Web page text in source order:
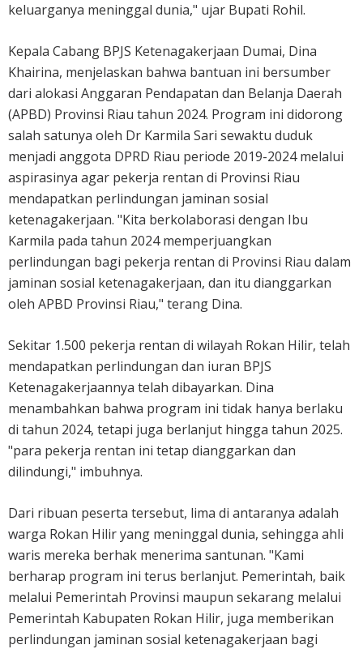
keluarganya meninggal dunia," ujar Bupati Rohil.
Kepala Cabang BPJS Ketenagakerjaan Dumai, Dina
Khairina, menjelaskan bahwa bantuan ini bersumber
dari alokasi Anggaran Pendapatan dan Belanja Daerah
(APBD) Provinsi Riau tahun 2024. Program ini didorong
salah satunya oleh Dr Karmila Sari sewaktu duduk
menjadi anggota DPRD Riau periode 2019-2024 melalui
aspirasinya agar pekerja rentan di Provinsi Riau
mendapatkan perlindungan jaminan sosial
ketenagakerjaan. "Kita berkolaborasi dengan Ibu
Karmila pada tahun 2024 memperjuangkan
perlindungan bagi pekerja rentan di Provinsi Riau dalam
jaminan sosial ketenagakerjaan, dan itu dianggarkan
oleh APBD Provinsi Riau," terang Dina.
Sekitar 1.500 pekerja rentan di wilayah Rokan Hilir, telah
mendapatkan perlindungan dan iuran BPJS
Ketenagakerjaannya telah dibayarkan. Dina
menambahkan bahwa program ini tidak hanya berlaku
di tahun 2024, tetapi juga berlanjut hingga tahun 2025.
"para pekerja rentan ini tetap dianggarkan dan
dilindungi," imbuhnya.
Dari ribuan peserta tersebut, lima di antaranya adalah
warga Rokan Hilir yang meninggal dunia, sehingga ahli
waris mereka berhak menerima santunan. "Kami
berharap program ini terus berlanjut. Pemerintah, baik
melalui Pemerintah Provinsi maupun sekarang melalui
Pemerintah Kabupaten Rokan Hilir, juga memberikan
perlindungan jaminan sosial ketenagakerjaan bagi